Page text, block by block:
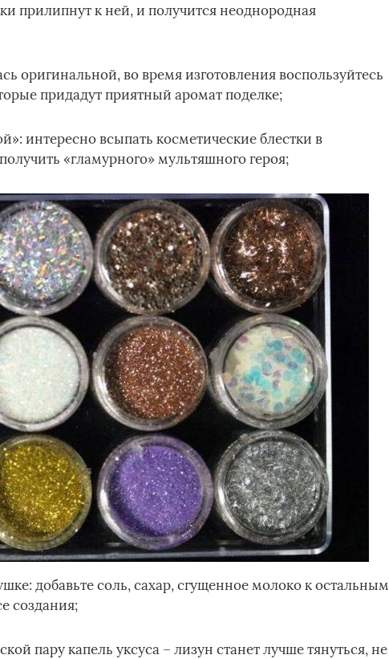
прилипнут к ней, и получится неоднородная
оригинальной, во время изготовления воспользуйтесь
придадут приятный аромат поделке;
интересно всыпать косметические блестки в
«гламурного» мультяшного героя;
добавьте соль, сахар, сгущенное молоко к остальным
создания;
пару капель уксуса – лизун станет лучше тянуться, не